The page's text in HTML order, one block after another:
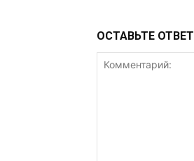
ОСТАВЬТЕ ОТВЕТ